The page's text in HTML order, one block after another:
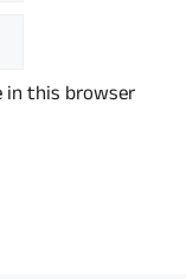
in this browser